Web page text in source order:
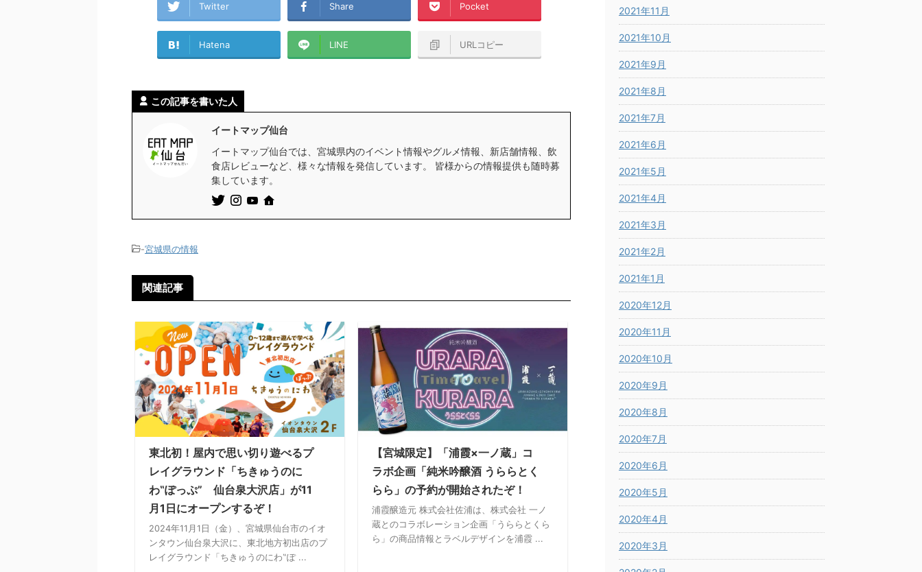
Twitter Share Pocket
Hatena LINE URLコピー
この記事を書いた人
イートマップ仙台
イートマップ仙台では、宮城県内のイベント情報やグルメ情報、新店舗情報、飲
食店レビューなど、様々な情報を発信しています。 皆様からの情報提供も随時募
集しています。
-宮城県の情報
関連記事
東北初！屋内で思い切り遊べるプ
レイグラウンド「ちきゅうのに
わ‟ぽっぷ” 仙台泉大沢店」が11
月1日にオープンするぞ！
2024年11月1日（金）、宮城県仙台市のイオ
ンタウン仙台泉大沢に、東北地方初出店のプ
レイグラウンド「ちきゅうのにわ‟ぽ ...
【宮城限定】「浦霞×一ノ蔵」コ
ラボ企画「純米吟醸酒 うららとく
らら」の予約が開始されたぞ！
浦霞醸造元 株式会社佐浦は、株式会社 一ノ
蔵とのコラボレーション企画「うららとくら
ら」の商品情報とラベルデザインを浦霞 ...
2021年11月
2021年10月
2021年9月
2021年8月
2021年7月
2021年6月
2021年5月
2021年4月
2021年3月
2021年2月
2021年1月
2020年12月
2020年11月
2020年10月
2020年9月
2020年8月
2020年7月
2020年6月
2020年5月
2020年4月
2020年3月